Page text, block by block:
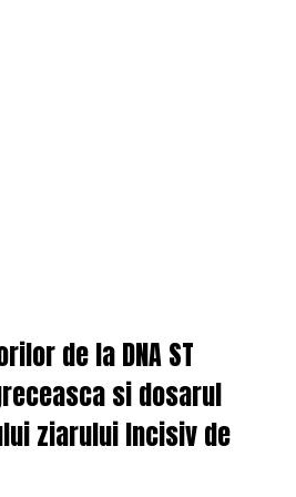
de la DNA ST
si dosarul
ziarului Incisiv de